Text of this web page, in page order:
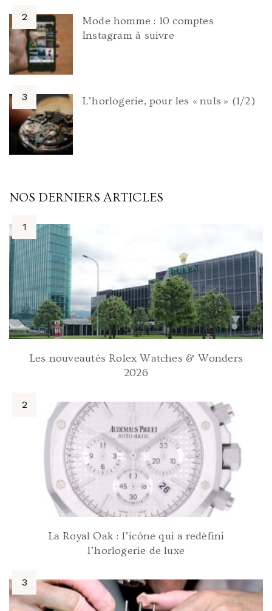
Mode homme : 10 comptes
Instagram à suivre
L’horlogerie, pour les « nuls » (1/2)
NOS DERNIERS ARTICLES
Les nouveautés Rolex Watches & Wonders
2026
La Royal Oak : l’icône qui a redéfini
l’horlogerie de luxe